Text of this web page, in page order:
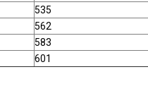
535
562
583
601